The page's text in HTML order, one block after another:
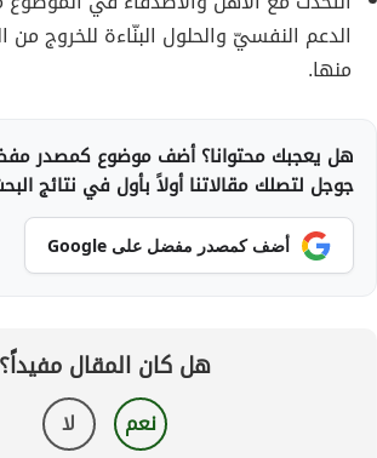
الدعم النفسيّ والحلول البنّاءة للخروج
منها.
هل يعجبك محتوانا؟ أضف موضوع كمصدر
جوجل لتصلك مقالاتنا أولاً بأول في نتائج
أضف كمصدر مفضل على Google
هل كان المقال مفيداً؟
نعم لا